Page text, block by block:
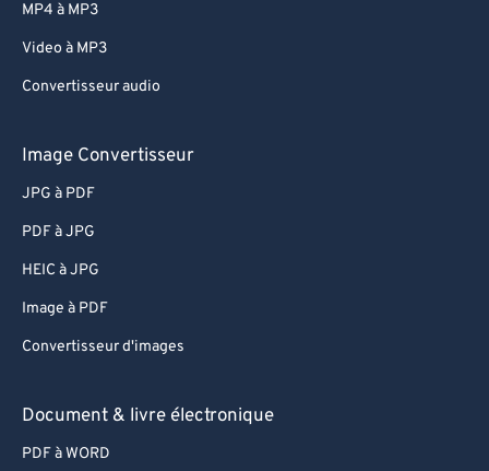
MP4 à MP3
Video à MP3
Convertisseur audio
Image Convertisseur
JPG à PDF
PDF à JPG
HEIC à JPG
Image à PDF
Convertisseur d'images
Document & livre électronique
PDF à WORD